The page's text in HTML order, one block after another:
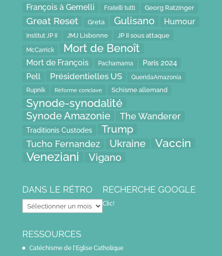
François à Gemelli Fratelli tutti Georg Ratzinger
Great Reset Greta Gulisano Humour
Institut JP II JMJ Lisbonne JP II sous attaque
McCarrick Mort de Benoît
Mort de François Pachamama Paris 2024
Pell Présidentielles US QueridaAmazonia
Rupnik Réforme conclave Schisme allemand
Synode-synodalité
Synode Amazonie The Wanderer
Traditionis Custodes Trump
Tucho Fernandez Ukraine Vaccin
Veneziani Vigano
DANS LE RÉTRO
Dans
le
RECHERCHE GOOGLE
Clic!
RESSOURCES
Catéchisme de l'Eglise Catholique